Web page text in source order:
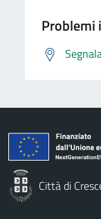
Problemi
Città di